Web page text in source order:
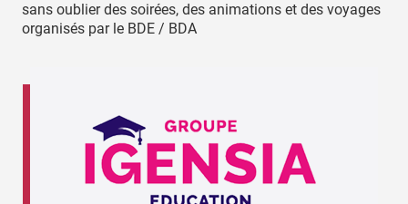
sans oublier des soirées, des animations et des voyages
organisés par le BDE / BDA